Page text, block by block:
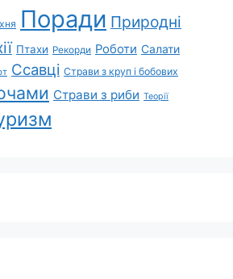
Поради Природні
Птахи Рекорди Роботи Салати
Ссавці Страви з круп і бобових
Страви з риби Теорії